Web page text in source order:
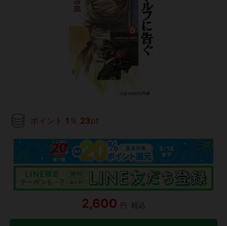
ポイント 1 ％ 23pt
2,600 円 税込